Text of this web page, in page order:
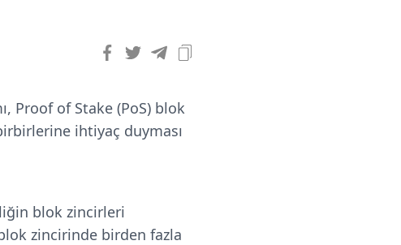
Proof of Stake (PoS) blok
ihtiyaç duyması
blok zincirleri
zincirinde birden fazla